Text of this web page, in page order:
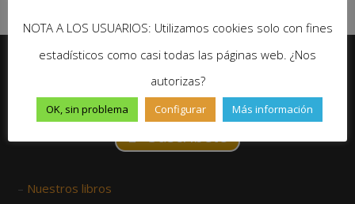
No te pierdas ninguna novedad de Un Gran Viaje
Suscríbete
– Nuestros libros
NOTA A LOS USUARIOS: Utilizamos cookies solo con fines
estadísticos como casi todas las páginas web. ¿Nos
autorizas?
OK, sin problema Configurar Más información